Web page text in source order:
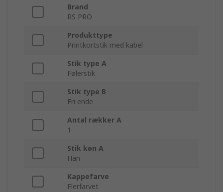
Brand
RS PRO
Produkttype
Printkortstik med kabel
Stik type A
Følerstik
Stik type B
Fri ende
Antal rækker A
1
Stik køn A
Han
Kappefarve
Flerfarvet